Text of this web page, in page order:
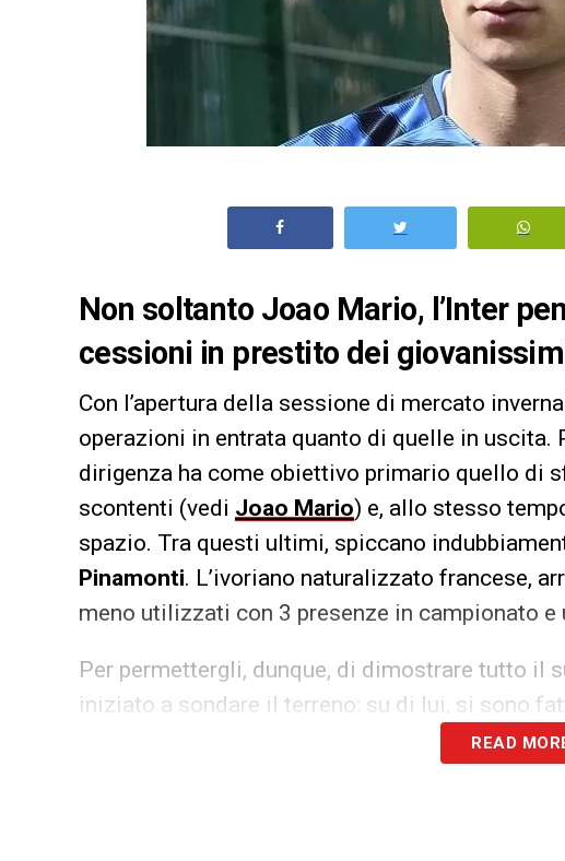
Non soltanto Joao Mario, l’Inter
cessioni in prestito dei
Con l’apertura della sessione di mercato
operazioni in entrata quanto di quelle in
dirigenza ha come obiettivo primario quello di
scontenti (vedi Joao Mario) e, allo stesso
spazio. Tra questi ultimi, spiccano
Pinamonti. L’ivoriano naturalizzato francese,
meno utilizzati con 3 presenze in campionato e
Per permettergli, dunque, di dimostrare tutto il
iniziato a sondare il terreno: su di lui, si sono
Bolognain
READ